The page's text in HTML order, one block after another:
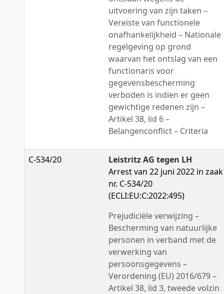
uitvoering van zijn taken –
Vereiste van functionele
onafhankelijkheid – Nationale
regelgeving op grond
waarvan het ontslag van een
functionaris voor
gegevensbescherming
verboden is indien er geen
gewichtige redenen zijn –
Artikel 38, lid 6 –
Belangenconflict – Criteria
C-534/20
Leistritz AG tegen LH
Arrest van 22 juni 2022 in zaak
nr. C-534/20
(ECLI:EU:C:2022:495)
Prejudiciële verwijzing –
Bescherming van natuurlijke
personen in verband met de
verwerking van
persoonsgegevens –
Verordening (EU) 2016/679 –
Artikel 38, lid 3, tweede volzin